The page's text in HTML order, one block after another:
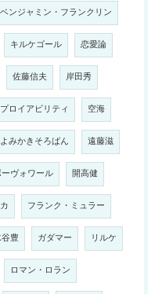
ベンジャミン・フランクリン
キルケゴール 恋愛論
佐藤信夫 岸田秀
ロイアビリティ 空海
よみかきそろばん 遠藤滋
ヴォワール 開高健
フランク・ミュラー
豊 ガダマー リルケ
ロマン・ロラン